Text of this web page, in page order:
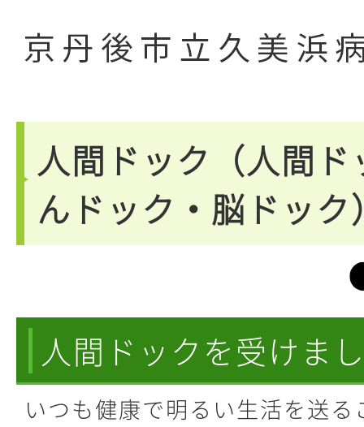
人間ドック（人間
んドック・脳ドッ
人間ドックを受けま
いつも健康で明るい生活を送